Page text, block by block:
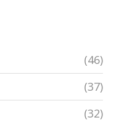
(46)
(37)
(32)